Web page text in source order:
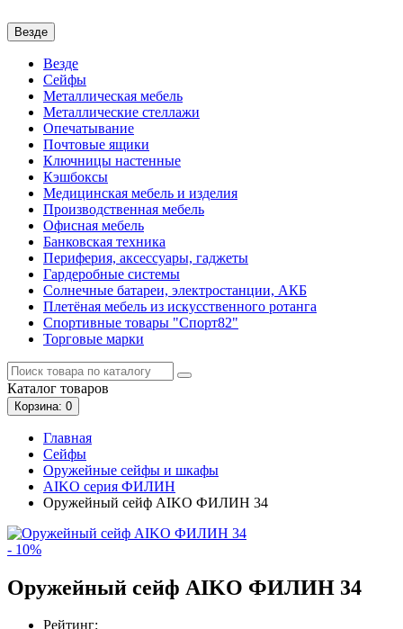
Везде
Везде
Сейфы
Металлическая мебель
Металлические стеллажи
Опечатывание
Почтовые ящики
Ключницы настенные
Кэшбоксы
Медицинская мебель и изделия
Производственная мебель
Офисная мебель
Банковская техника
Периферия, аксессуары, гаджеты
Гардеробные системы
Солнечные батареи, электростанции, АКБ
Плетёная мебель из искусственного ротанга
Спортивные товары "Спорт82"
Торговые марки
Каталог товаров
Корзина: 0
Главная
Сейфы
Оружейные сейфы и шкафы
AIKO серия ФИЛИН
Оружейный сейф AIKO ФИЛИН 34
- 10%
Оружейный сейф AIKO ФИЛИН 34
Рейтинг: